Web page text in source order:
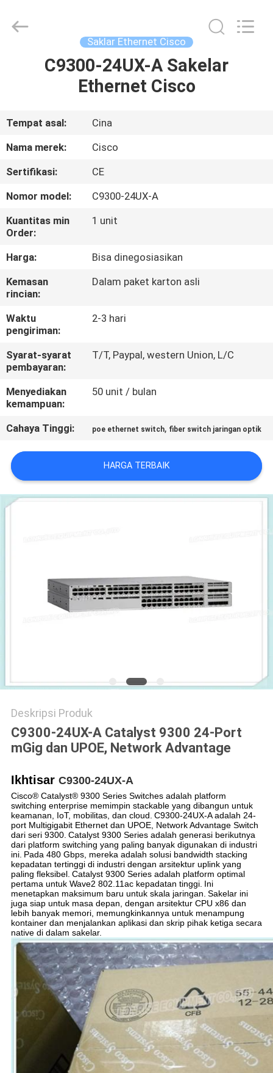
RUMAH
VIDEO
TENTANG
KAMI
TUR
PABRIK
KONTROL
KUALITAS
HUBUNGI
BERITA
KASUS-
KASUS
PRIVASI
Ltd..
Saklar Ethernet Cisco
C9300-24UX-A Sakelar
Ethernet Cisco
Tempat asal:
Cina
Nama merek:
Cisco
Sertifikasi:
CE
Nomor model:
C9300-24UX-A
Kuantitas min
Order:
1 unit
Harga:
Bisa dinegosiasikan
Kemasan
rincian:
Dalam paket karton asli
Waktu
pengiriman:
2-3 hari
Syarat-syarat
pembayaran:
T/T, Paypal, western Union, L/C
Menyediakan
kemampuan:
50 unit / bulan
Cahaya Tinggi: poe ethernet switch, fiber switch jaringan optik
HARGA TERBAIK
Deskripsi Produk
C9300-24UX-A Catalyst 9300 24-Port
mGig dan UPOE, Network Advantage
Ikhtisar C9300-24UX-A
Cisco® Catalyst® 9300 Series Switches adalah platform
switching enterprise memimpin stackable yang dibangun untuk
keamanan, IoT, mobilitas, dan cloud. C9300-24UX-A adalah 24-
port Multigigabit Ethernet dan UPOE, Network Advantage Switch
dari seri 9300. Catalyst 9300 Series adalah generasi berikutnya
dari platform switching yang paling banyak digunakan di industri
ini. Pada 480 Gbps, mereka adalah solusi bandwidth stacking
kepadatan tertinggi di industri dengan arsitektur uplink yang
paling fleksibel. Catalyst 9300 Series adalah platform optimal
pertama untuk Wave2 802.11ac kepadatan tinggi. Ini
menetapkan maksimum baru untuk skala jaringan. Sakelar ini
juga siap untuk masa depan, dengan arsitektur CPU x86 dan
lebih banyak memori, memungkinkannya untuk menampung
kontainer dan menjalankan aplikasi dan skrip pihak ketiga secara
native di dalam sakelar.